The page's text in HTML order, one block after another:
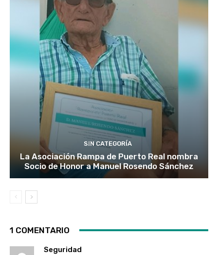
SIN CATEGORÍA
La Asociación Rampa de Puerto Real nombra
Socio de Honor a Manuel Rosendo Sánchez
1 COMENTARIO
Seguridad